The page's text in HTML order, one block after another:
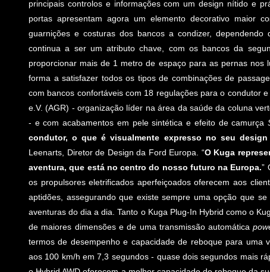
principais controlos e informações com um design nítido e
portas apresentam agora um elemento decorativo maior
guarnições e costuras dos bancos a condizer,
continua a ser um atributo chave, com os bancos da
proporcionar mais de 1 metro de espaço para as pernas
forma a satisfazer todos os tipos de combinações de
com bancos confortáveis com 18 regulações para o condutor
e.V. (AGR) - organização líder na área da saúde da coluna
- e com acabamentos em pele sintética e efeito de camurça
condutor, o que é visualmente expresso no seu
Leenarts, Diretor de Design da Ford Europa. “O Kuga
aventura, que está no centro do nosso futuro na Europa.”
os propulsores eletrificados aperfeiçoados oferecem aos
aptidões, assegurando que existe sempre uma opção que
aventuras do dia a dia. Tanto o Kuga Plug-In Hybrid como o
de maiores dimensões e de uma transmissão automática
termos de desempenho e capacidade de reboque para uma
aos 100 km/h em 7,3 segundos - quase dois segundos mais